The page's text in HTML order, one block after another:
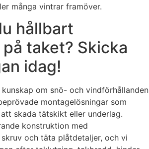
många vintrar framöver.
hållbart
taket? Skicka
idag!
om snö- och vindförhållanden
montagelösningar som
skada tätskikt eller underlag.
konstruktion med
och täta plåtdetaljer, och vi